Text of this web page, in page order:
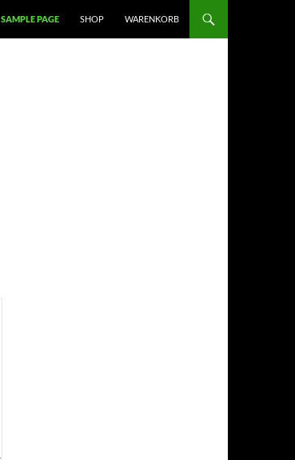
SAMPLE PAGE SHOP WARENKORB